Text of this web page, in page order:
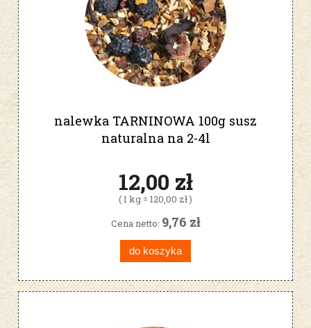
nalewka TARNINOWA 100g susz
naturalna na 2-4l
12,00 zł
( 1 kg = 120,00 zł )
Cena netto: 9,76 zł
do koszyka